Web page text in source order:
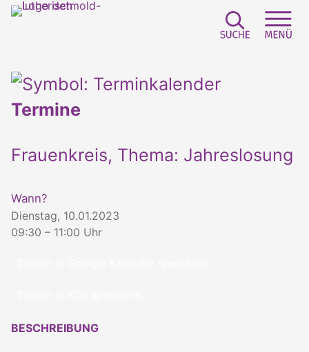
Termine
Frauenkreis, Thema: Jahreslosung
Wann?
Dienstag, 10.01.2023
09:30 – 11:00 Uhr
BESCHREIBUNG